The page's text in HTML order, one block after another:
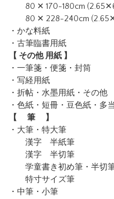
80 ✕ 170-180cm
80 ✕ 228-240cm
・かな料紙
・古筆臨書用紙
【 その他 用紙 】
・一筆箋・便箋・封筒
・写経用紙
・折帖・水墨用紙・その他
・色紙・短冊・豆色紙・多
【 筆 】
・大筆・特大筆
漢字 半紙筆
漢字 半切筆
学童書き初め筆・半切
特寸サイズ筆
・中筆・小筆